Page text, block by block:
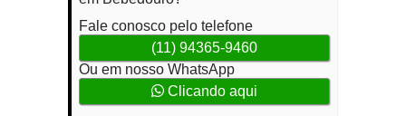
Fale conosco pelo telefone
(11) 94365-9460
Ou em nosso WhatsApp
Clicando aqui